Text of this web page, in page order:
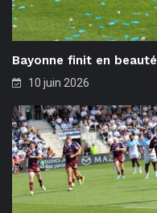
Bayonne finit en beauté
10 juin 2026